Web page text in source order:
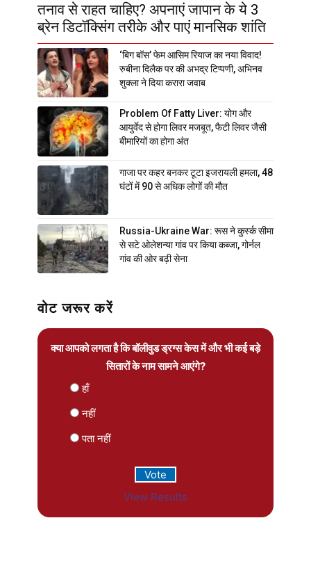
तनाव से राहत चाहिए? अपनाएं जापान के ये 3
ब्रेन डिटॉक्सिंग तरीके और पाएं मानसिक शांति
‘बिग बॉस’ फेम आसिम रियाज का नया विवाद!
रुबीना दिलैक पर की अभद्र टिप्पणी, अभिनव
शुक्ला ने दिया करारा जवाब
Problem Of Fatty Liver: योग और
आयुर्वेद से होगा लिवर मजबूत, फैटी लिवर जैसी
बीमारियों का होगा अंत
गाजा पर कहर बनकर टूटा इजरायली हमला, 48
घंटों में 90 से अधिक लोगों की मौत
Russia-Ukraine War: रूस ने कुर्स्क सीमा
से सटे ओलेशन्या गांव पर किया कब्जा, गोर्नल
गांव की ओर बढ़ी सेना
वोट जरूर करें
क्या आपको लगता है कि बॉलीवुड ड्रग्स केस में और भी कई बड़े
सितारों के नाम सामने आएंगे?
हाँ
नहीं
पता नहीं
View Results